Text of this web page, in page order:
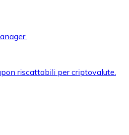
riscattabili per criptovalute.